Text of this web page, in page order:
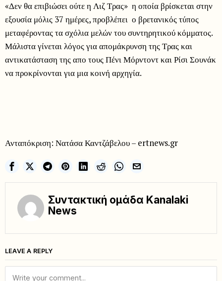
«Δεν θα επιβιώσει ούτε η Λιζ Τρας» η οποία βρίσκεται στην
εξουσία μόλις 37 ημέρες, προβλέπει ο βρετανικός τύπος
μεταφέροντας τα σχόλια μελών του συντηρητικού κόμματος.
Μάλιστα γίνεται λόγος για απομάκρυνση της Τρας και
αντικατάσταση της απο τους Πένι Μόρντοντ και Ρίσι Σουνάκ
να προκρίνονται για μια κοινή αρχηγία.
Ανταπόκριση: Νατάσα Καντζάβελου – ertnews.gr
Συντακτική ομάδα Kanalaki
News
LEAVE A REPLY